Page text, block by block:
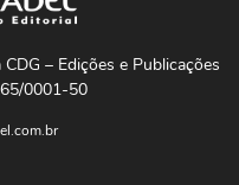
– Edições e Publicações
0001-50